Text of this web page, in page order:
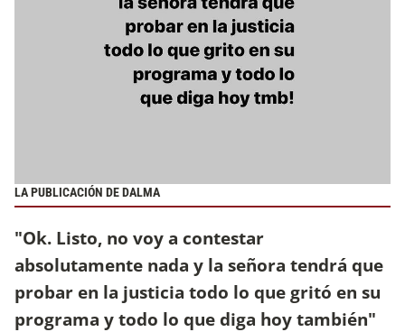
LA PUBLICACIÓN DE DALMA
"Ok. Listo, no voy a contestar
absolutamente nada y la señora tendrá que
probar en la justicia todo lo que gritó en su
programa y todo lo que diga hoy también"